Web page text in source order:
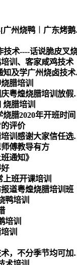
关于【广
术----话说脆皮叉
训、客家咸鸡技术
广州粤煌
腊培训
月满中秋，喜迎
腊培训
腊2020年开班时间
评价
《回顾2019展望
傅教导有方
通知》
班开课培训
道粤煌烧腊培训班
鸭培训
培训
训
烧腊历史悠久，学习